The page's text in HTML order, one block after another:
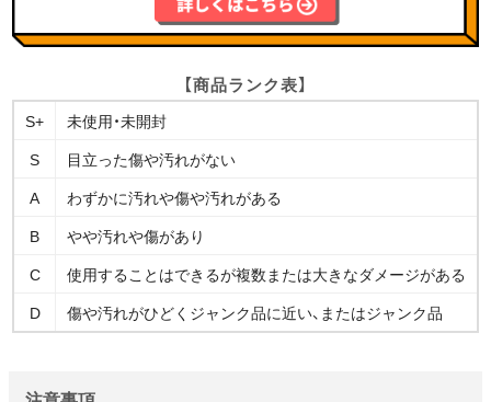
【商品ランク表】
S+
未使用・未開封
S
目立った傷や汚れがない
A
わずかに汚れや傷や汚れがある
B
やや汚れや傷があり
C
使用することはできるが複数または大きなダメージがある
D
傷や汚れがひどくジャンク品に近い、またはジャンク品